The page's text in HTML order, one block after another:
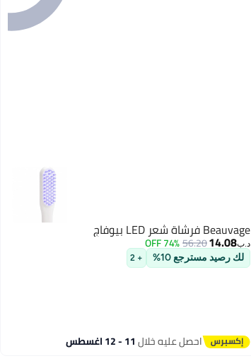
Beauvage فرشاة شعر LED بيوفاج
د.ب‏14.08
56.20
74% OFF
لك رصيد مسترجع 10% + 2
احصل عليه خلال11 - 12 اغسطس